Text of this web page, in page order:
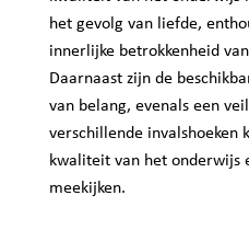
het gevolg van liefde,
innerlijke betrokkenheid
Daarnaast zijn de
van belang, evenals een
verschillende invalshoeken
kwaliteit van het onderwijs
meekijken.